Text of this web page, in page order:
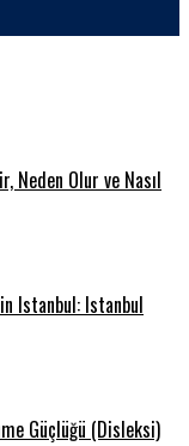
Neden Olur ve Nasıl
Istanbul: Istanbul
Güçlüğü (Disleksi)